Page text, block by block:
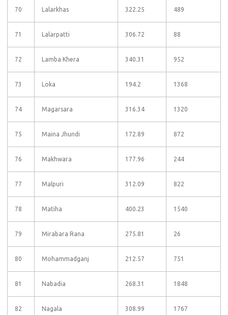
70 Lalarkhas 322.25 489
71 Lalarpatti 306.72 88
72 Lamba Khera 340.31 952
73 Loka 194.2 1368
74 Magarsara 316.34 1320
75 Maina Jhundi 172.89 872
76 Makhwara 177.96 244
77 Malpuri 312.09 822
78 Matiha 400.23 1540
79 Mirabara Rana 275.81 26
80 Mohammadganj 212.57 751
81 Nabadia 268.31 1848
82 Nagala 308.99 1767